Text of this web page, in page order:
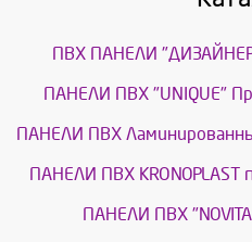
ПВХ ПАНЕЛИ
ПАНЕЛИ ПВХ "UNIQUE"
ПАНЕЛИ ПВХ
ПАНЕЛИ ПВХ KRONOPLAST
ПАНЕЛИ ПВХ